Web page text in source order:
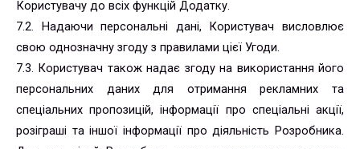
Користувачу до всіх функцій Додатку.
7.2. Надаючи персональні дані, Користувач висловлює
свою однозначну згоду з правилами цієї Угоди.
7.3. Користувач також надає згоду на використання його
персональних даних для отримання рекламних та
спеціальних пропозицій, інформації про спеціальні акції,
розіграші та іншої інформації про діяльність Розробника.